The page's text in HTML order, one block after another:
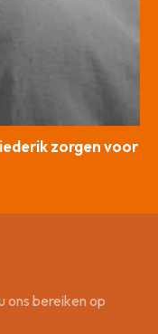
zorgen voor
ons bereiken op